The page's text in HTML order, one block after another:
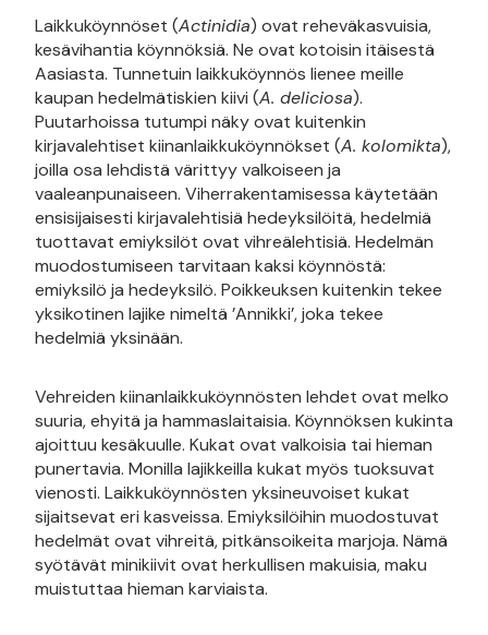
Laikkuköynnöset (Actinidia) ovat reheväkasvuisia,
kesävihantia köynnöksiä. Ne ovat kotoisin itäisestä
Aasiasta. Tunnetuin laikkuköynnös lienee meille
kaupan hedelmätiskien kiivi (A. deliciosa).
Puutarhoissa tutumpi näky ovat kuitenkin
kirjavalehtiset kiinanlaikkuköynnökset (A. kolomikta),
joilla osa lehdistä värittyy valkoiseen ja
vaaleanpunaiseen. Viherrakentamisessa käytetään
ensisijaisesti kirjavalehtisiä hedeyksilöitä, hedelmiä
tuottavat emiyksilöt ovat vihreälehtisiä. Hedelmän
muodostumiseen tarvitaan kaksi köynnöstä:
emiyksilö ja hedeyksilö. Poikkeuksen kuitenkin tekee
yksikotinen lajike nimeltä ’Annikki’, joka tekee
hedelmiä yksinään.
Vehreiden kiinanlaikkuköynnösten lehdet ovat melko
suuria, ehyitä ja hammaslaitaisia. Köynnöksen kukinta
ajoittuu kesäkuulle. Kukat ovat valkoisia tai hieman
punertavia. Monilla lajikkeilla kukat myös tuoksuvat
vienosti. Laikkuköynnösten yksineuvoiset kukat
sijaitsevat eri kasveissa. Emiyksilöihin muodostuvat
hedelmät ovat vihreitä, pitkänsoikeita marjoja. Nämä
syötävät minikiivit ovat herkullisen makuisia, maku
muistuttaa hieman karviaista.